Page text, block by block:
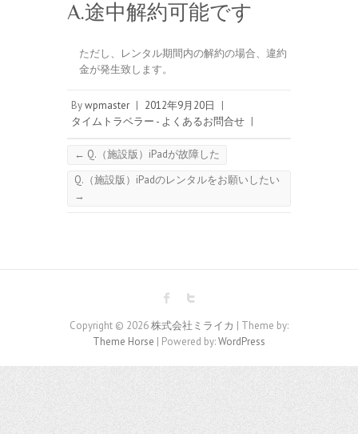
A.途中解約可能です
ただし、レンタル期間内の解約の場合、違約
金が発生致します。
Bywpmaster | 2012年9月20日
|
タイムトラベラー - よくあるお問合せ |
← Q.（施設版）iPadが故障した
Q.（施設版）iPadのレンタルをお願いしたい
→
Copyright © 2026株式会社ミライカ | Theme by:
Theme Horse | Powered by:WordPress